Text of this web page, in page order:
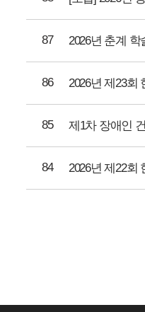
87
86 2026년 제23회
85 제1차 장애인
84 2026년 제22회